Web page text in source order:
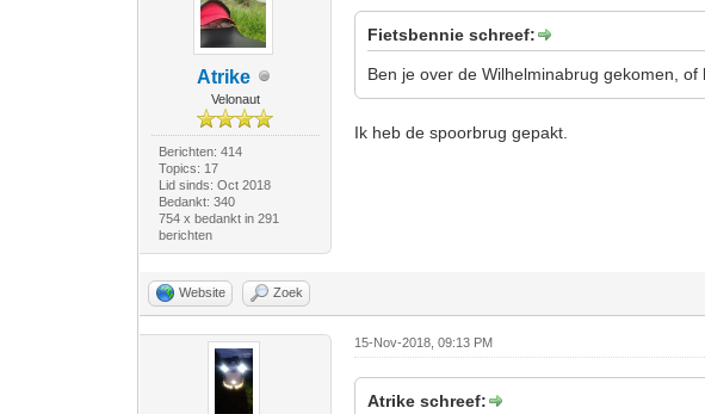
Atrike
Velonaut
Berichten: 414
Topics: 17
Lid sinds: Oct 2018
Bedankt: 340
754 x bedankt in 291
berichten
Fietsbennie schreef:
Ben je over de Wilhelminabrug gekomen,
Ik heb de spoorbrug gepakt.
Website Zoek
15-Nov-2018, 09:13 PM
Atrike schreef: